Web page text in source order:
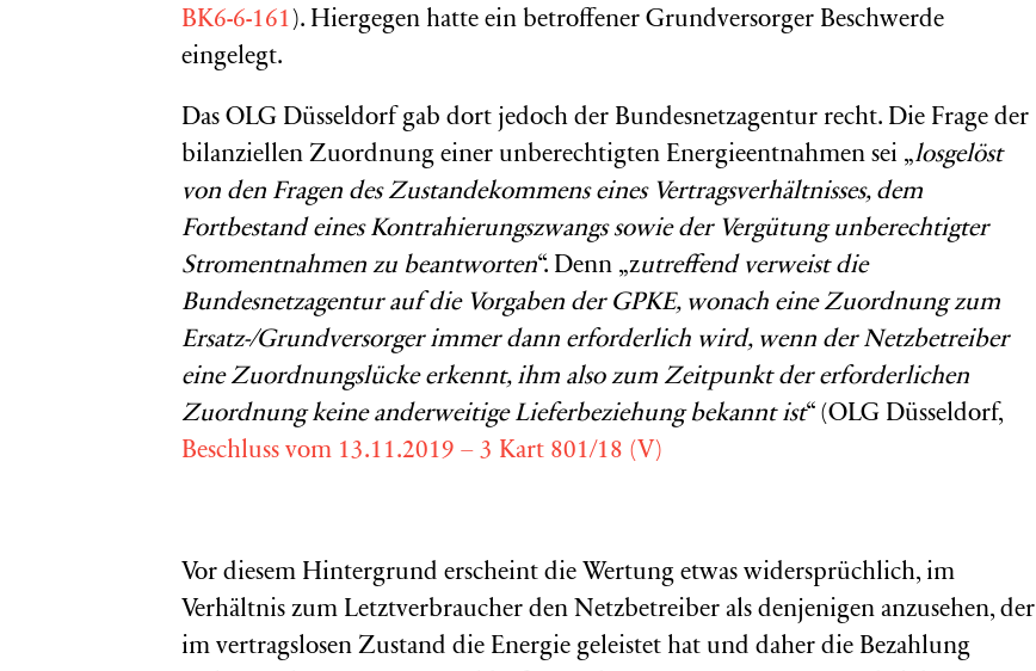
BK6-6-161 ). Hiergegen hatte ein betroffener Grundversorger Beschwerde
eingelegt.
Das OLG Düsseldorf gab dort jedoch der Bundesnetzagentur recht. Die Frage der
bilanziellen Zuordnung einer unberechtigten Energieentnahmen sei „losgelöst
von den Fragen des Zustandekommens eines Vertragsverhältnisses, dem
Fortbestand eines Kontrahierungszwangs sowie der Vergütung unberechtigter
Stromentnahmen zu beantworten“. Denn „zutreffend verweist die
Bundesnetzagentur auf die Vorgaben der GPKE, wonach eine Zuordnung zum
Ersatz-/Grundversorger immer dann erforderlich wird, wenn der Netzbetreiber
eine Zuordnungslücke erkennt, ihm also zum Zeitpunkt der erforderlichen
Zuordnung keine anderweitige Lieferbeziehung bekannt ist“ (OLG Düsseldorf,
Beschluss vom 13.11.2019 – 3 Kart 801/18 (V)
Vor diesem Hintergrund erscheint die Wertung etwas widersprüchlich, im
Verhältnis zum Letztverbraucher den Netzbetreiber als denjenigen anzusehen, der
im vertragslosen Zustand die Energie geleistet hat und daher die Bezahlung